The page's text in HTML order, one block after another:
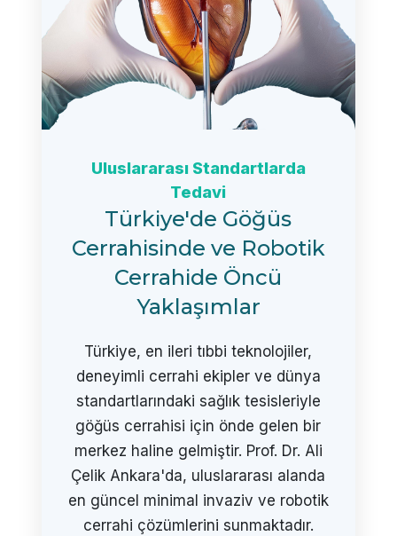
Uluslararası Standartlarda
Tedavi
Türkiye'de Göğüs
Cerrahisinde ve Robotik
Cerrahide Öncü
Yaklaşımlar
Türkiye, en ileri tıbbi teknolojiler,
deneyimli cerrahi ekipler ve dünya
standartlarındaki sağlık tesisleriyle
göğüs cerrahisi için önde gelen bir
merkez haline gelmiştir. Prof. Dr. Ali
Çelik Ankara'da, uluslararası alanda
en güncel minimal invaziv ve robotik
cerrahi çözümlerini sunmaktadır.